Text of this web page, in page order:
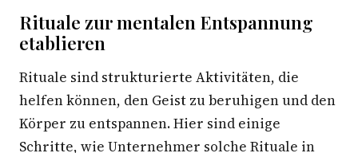
Rituale zur mentalen Entspannung
etablieren
Rituale sind strukturierte Aktivitäten, die
helfen können, den Geist zu beruhigen und den
Körper zu entspannen. Hier sind einige
Schritte, wie Unternehmer solche Rituale in